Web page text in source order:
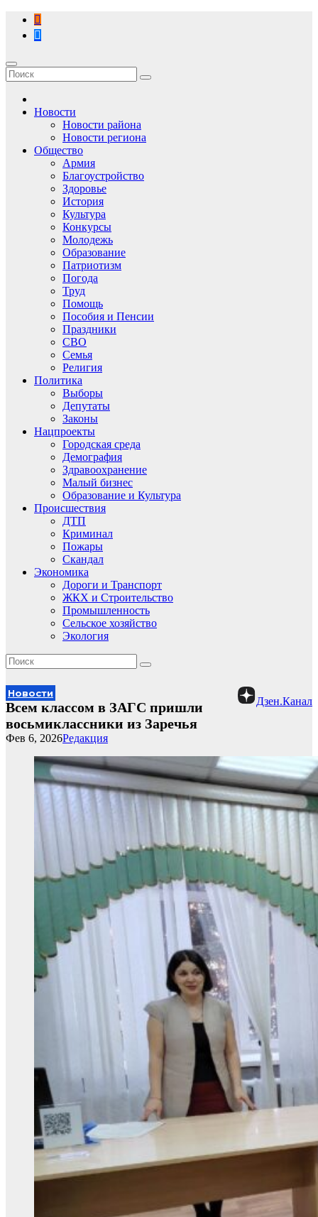
Перейти
содержимому
Новости
Новости района
Новости региона
Общество
Армия
Благоустройство
Здоровье
История
Культура
Конкурсы
Молодежь
Образование
Патриотизм
Погода
Труд
Помощь
Пособия и Пенсии
Праздники
СВО
Семья
Религия
Политика
Выборы
Депутаты
Законы
Нацпроекты
Городская среда
Демография
Здравоохранение
Малый бизнес
Образование и Культура
Происшествия
ДТП
Криминал
Пожары
Скандал
Экономика
Дороги и Транспорт
ЖКХ и Строительство
Промышленность
Сельское хозяйство
Экология
Новости
Дзен.Канал
Всем классом в ЗАГС пришли
восьмиклассники из Заречья
Редакция
Фев 6, 2026